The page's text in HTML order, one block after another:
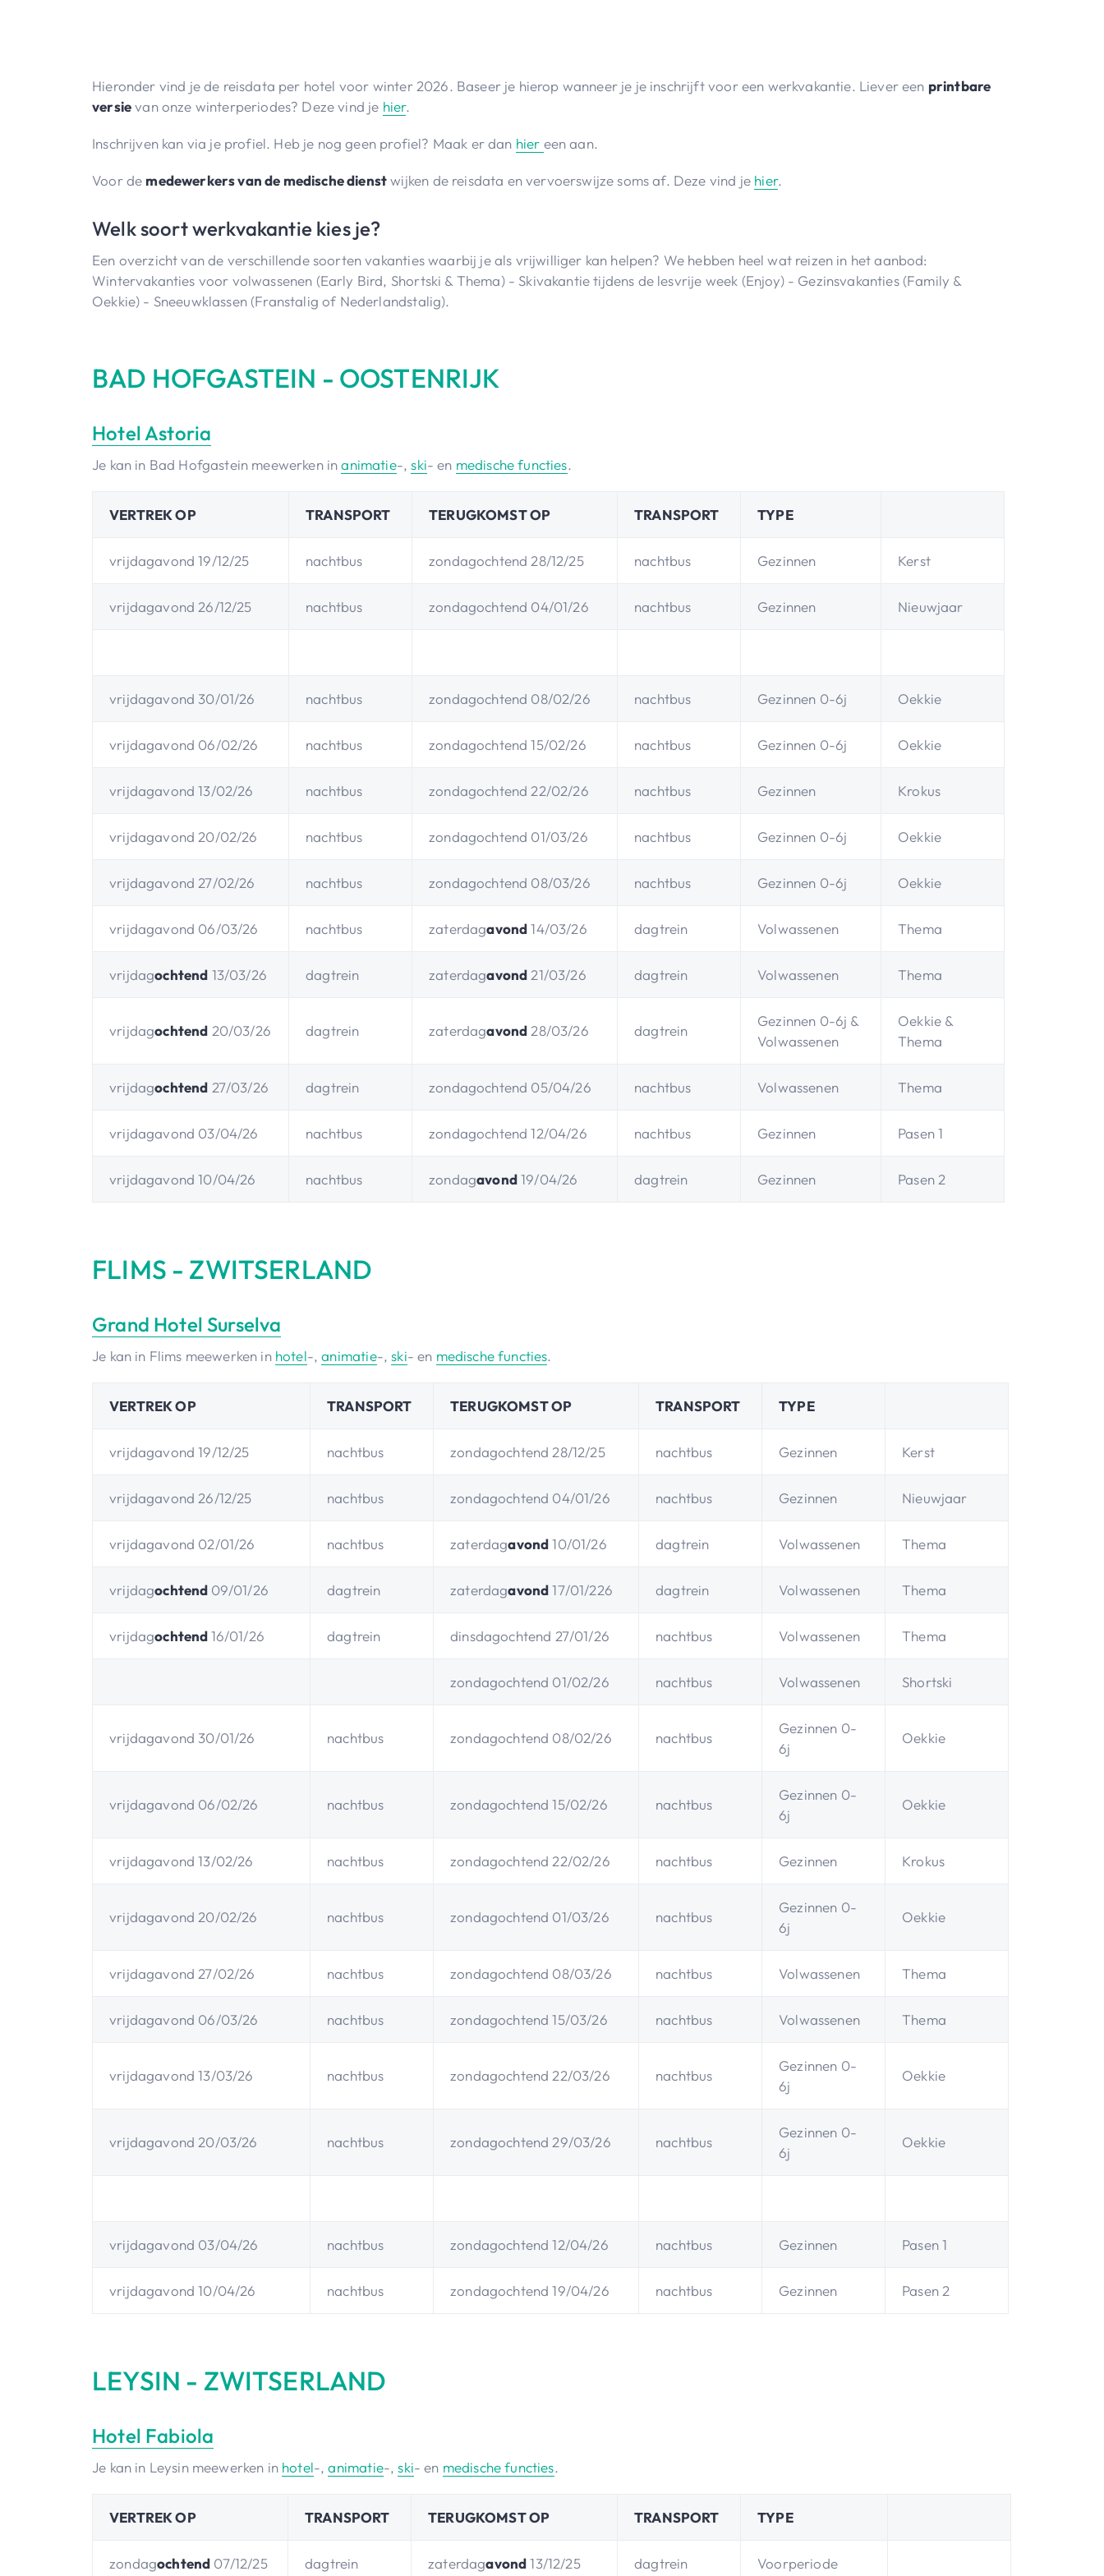
Wat meenemen?
Samenwerking stagescholen
Hieronder vind je de reisdata per hotel voor winter 2026. Baseer je hierop wanneer je je inschrijft voor een werkvakantie. Liever een printbare
versievan onze winterperiodes? Deze vind je hier.
Inschrijven kan via je profiel. Heb je nog geen profiel? Maak er dan hier een aan.
Voor de medewerkers van de medische dienstwijken de reisdata en vervoerswijze soms af. Deze vind je hier.
Welk soort werkvakantie kies je?
Een overzicht van de verschillende soorten vakanties waarbij je als vrijwilliger kan helpen? We hebben heel wat reizen in het aanbod:
Wintervakanties voor volwassenen (Early Bird, Shortski & Thema) - Skivakantie tijdens de lesvrije week (Enjoy) - Gezinsvakanties (Family &
Oekkie) - Sneeuwklassen (Franstalig of Nederlandstalig).
BAD HOFGASTEIN - OOSTENRIJK
Hotel Astoria
Je kan in Bad Hofgastein meewerken inanimatie-,ski- en medische functies.
VERTREK OP TRANSPORT TERUGKOMST OP TRANSPORT TYPE
vrijdagavond 19/12/25 nachtbus zondagochtend 28/12/25 nachtbus Gezinnen Kerst
vrijdagavond 26/12/25 nachtbus zondagochtend 04/01/26 nachtbus Gezinnen Nieuwjaar
vrijdagavond 30/01/26 nachtbus zondagochtend 08/02/26 nachtbus Gezinnen 0-6j Oekkie
vrijdagavond 06/02/26 nachtbus zondagochtend 15/02/26 nachtbus Gezinnen 0-6j Oekkie
vrijdagavond 13/02/26 nachtbus zondagochtend 22/02/26 nachtbus Gezinnen Krokus
vrijdagavond 20/02/26 nachtbus zondagochtend 01/03/26 nachtbus Gezinnen 0-6j Oekkie
vrijdagavond 27/02/26 nachtbus zondagochtend 08/03/26 nachtbus Gezinnen 0-6j Oekkie
vrijdagavond 06/03/26 nachtbus zaterdagavond14/03/26 dagtrein Volwassenen Thema
vrijdagochtend 13/03/26 dagtrein zaterdagavond 21/03/26 dagtrein Volwassenen Thema
vrijdagochtend 20/03/26 dagtrein zaterdagavond 28/03/26 dagtrein
Gezinnen 0-6j &
Volwassenen
Oekkie &
Thema
vrijdagochtend 27/03/26 dagtrein zondagochtend 05/04/26 nachtbus Volwassenen Thema
vrijdagavond 03/04/26 nachtbus zondagochtend 12/04/26 nachtbus Gezinnen Pasen 1
vrijdagavond 10/04/26 nachtbus zondagavond19/04/26 dagtrein Gezinnen Pasen 2
FLIMS - ZWITSERLAND
Grand Hotel Surselva
Je kan in Flims meewerken in hotel-,animatie-,ski- en medische functies.
VERTREK OP TRANSPORT TERUGKOMST OP TRANSPORT TYPE
vrijdagavond 19/12/25 nachtbus zondagochtend 28/12/25 nachtbus Gezinnen Kerst
vrijdagavond 26/12/25 nachtbus zondagochtend 04/01/26 nachtbus Gezinnen Nieuwjaar
vrijdagavond 02/01/26 nachtbus zaterdagavond10/01/26 dagtrein Volwassenen Thema
vrijdagochtend 09/01/26 dagtrein zaterdagavond17/01/226 dagtrein Volwassenen Thema
vrijdagochtend16/01/26 dagtrein dinsdagochtend 27/01/26 nachtbus Volwassenen Thema
zondagochtend 01/02/26 nachtbus Volwassenen Shortski
vrijdagavond 30/01/26 nachtbus zondagochtend 08/02/26 nachtbus
Gezinnen 0-
6j
Oekkie
vrijdagavond 06/02/26 nachtbus zondagochtend 15/02/26 nachtbus
Gezinnen 0-
6j
Oekkie
vrijdagavond 13/02/26 nachtbus zondagochtend 22/02/26 nachtbus Gezinnen Krokus
vrijdagavond 20/02/26 nachtbus zondagochtend 01/03/26 nachtbus
Gezinnen 0-
6j
Oekkie
vrijdagavond 27/02/26 nachtbus zondagochtend 08/03/26 nachtbus Volwassenen Thema
vrijdagavond 06/03/26 nachtbus zondagochtend 15/03/26 nachtbus Volwassenen Thema
vrijdagavond 13/03/26 nachtbus zondagochtend 22/03/26 nachtbus
Gezinnen 0-
6j
Oekkie
vrijdagavond 20/03/26 nachtbus zondagochtend 29/03/26 nachtbus
Gezinnen 0-
6j
Oekkie
vrijdagavond 03/04/26 nachtbus zondagochtend 12/04/26 nachtbus Gezinnen Pasen 1
vrijdagavond 10/04/26 nachtbus zondagochtend 19/04/26 nachtbus Gezinnen Pasen 2
LEYSIN - ZWITSERLAND
Hotel Fabiola
Je kan in Leysin meewerken in hotel-,animatie-,ski- en medische functies.
VERTREK OP TRANSPORT TERUGKOMST OP TRANSPORT TYPE
zondagochtend 07/12/25 dagtrein zaterdagavond13/12/25 dagtrein Voorperiode